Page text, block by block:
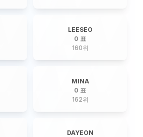
LEESEO
0 표
160위
MINA
0 표
162위
DAYEON